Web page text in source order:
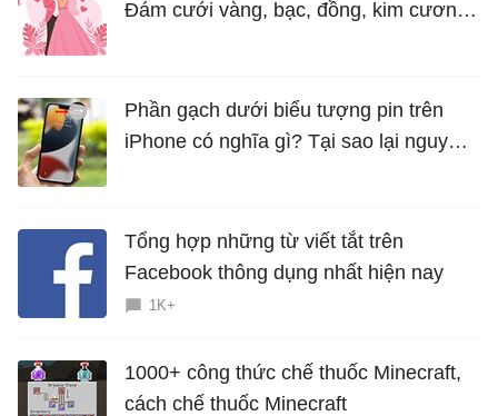
Đám cưới vàng, bạc, đồng, kim cương
Phần gạch dưới biểu tượng pin trên
iPhone có nghĩa gì? Tại sao lại nguy
Tổng hợp những từ viết tắt trên
Facebook thông dụng nhất hiện nay
1K+
1000+ công thức chế thuốc Minecraft,
cách chế thuốc Minecraft